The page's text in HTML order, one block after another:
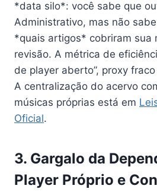
*data silo*: você sabe que
Administrativo, mas não
*quais artigos* cobriram sua
revisão. A métrica de
de player aberto”, proxy
A centralização do acervo
músicas próprias está em
Oficial.
3. Gargalo da
Player Próprio e